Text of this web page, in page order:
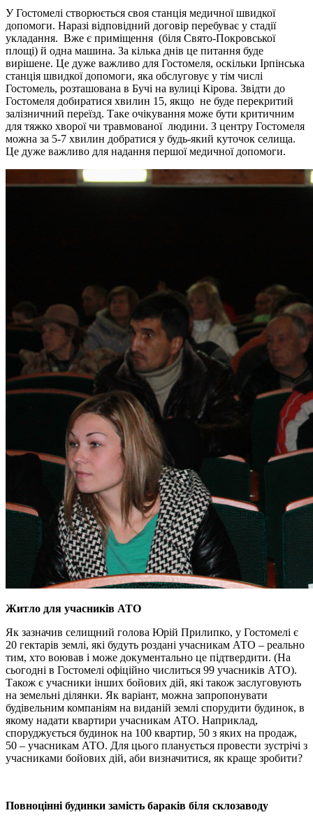
У Гостомелі створюється своя станція медичної швидкої
допомоги. Наразі відповідний договір перебуває у стадії
укладання. Вже є приміщення (біля Свято-Покровської
площі) й одна машина. За кілька днів це питання буде
вирішене. Це дуже важливо для Гостомеля, оскільки Ірпінська
станція швидкої допомоги, яка обслуговує у тім числі
Гостомель, розташована в Бучі на вулиці Кірова. Звідти до
Гостомеля добиратися хвилин 15, якщо не буде перекритий
залізничний переїзд. Таке очікування може бути критичним
для тяжко хворої чи травмованої людини. З центру Гостомеля
можна за 5-7 хвилин добратися у будь-який куточок селища.
Це дуже важливо для надання першої медичної допомоги.
Житло для учасників АТО
Як зазначив селищний голова Юрій Прилипко, у Гостомелі є
20 гектарів землі, які будуть роздані учасникам АТО – реально
тим, хто воював і може документально це підтвердити. (На
сьогодні в Гостомелі офіційно числиться 99 учасників АТО).
Також є учасники інших бойових дій, які також заслуговують
на земельні ділянки. Як варіант, можна запропонувати
будівельним компаніям на виданій землі спорудити будинок, в
якому надати квартири учасникам АТО. Наприклад,
споруджується будинок на 100 квартир, 50 з яких на продаж,
50 – учасникам АТО. Для цього планується провести зустрічі з
учасниками бойових дій, аби визначитися, як краще зробити?
Повноцінні будинки замість бараків біля склозаводу